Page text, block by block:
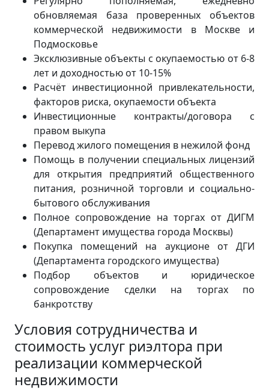
обновляемая база проверенных объектов
коммерческой недвижимости в Москве и
Подмосковье
Эксклюзивные объекты с окупаемостью от 6-8
лет и доходностью от 10-15%
Расчёт инвестиционной привлекательности,
факторов риска, окупаемости объекта
Инвестиционные контракты/договора с
правом выкупа
Перевод жилого помещения в нежилой фонд
Помощь в получении специальных лицензий
для открытия предприятий общественного
питания, розничной торговли и социально-
бытового обслуживания
Полное сопровождение на торгах от ДИГМ
(Департамент имущества города Москвы)
Покупка помещений на аукционе от ДГИ
(Департамента городского имущества)
Подбор объектов и юридическое
сопровождение сделки на торгах по
банкротству
Условия сотрудничества и
стоимость услуг риэлтора при
реализации коммерческой
недвижимости